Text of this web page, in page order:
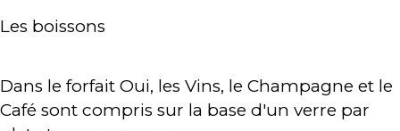
Les boissons
Dans le forfait Oui, les Vins, le Champagne et le
Café sont compris sur la base d'un verre par